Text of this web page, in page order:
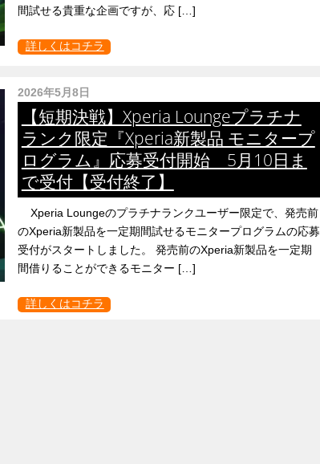
間試せる貴重な企画ですが、応 […]
詳しくはコチラ
2026年5月8日
【短期決戦】Xperia Loungeプラチナ
ランク限定『Xperia新製品 モニタープ
ログラム』応募受付開始 5月10日ま
で受付【受付終了】
Xperia Loungeのプラチナランクユーザー限定で、発売前
のXperia新製品を一定期間試せるモニタープログラムの応募
受付がスタートしました。 発売前のXperia新製品を一定期
間借りることができるモニター […]
詳しくはコチラ